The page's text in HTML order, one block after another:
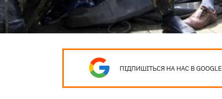
ПІДПИШІТЬСЯ НА НАС В GOOGLE